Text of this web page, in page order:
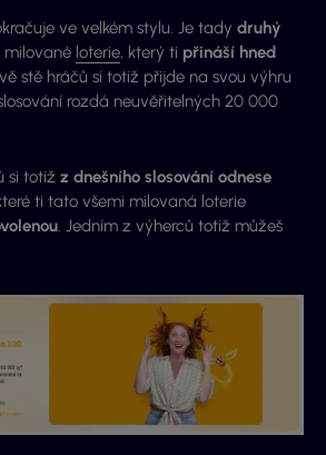
ve velkém stylu. Je tady druhý
milované loterie, který ti přináší hned
stě hráčů si totiž přijde na svou výhru
rozdá neuvěřitelných 20 000
si totiž z dnešního slosování odnese
ti tato všemi milovaná loterie
. Jedním z výherců totiž můžeš